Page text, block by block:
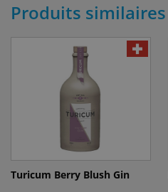
Produits similaires
Turicum Berry Blush Gin